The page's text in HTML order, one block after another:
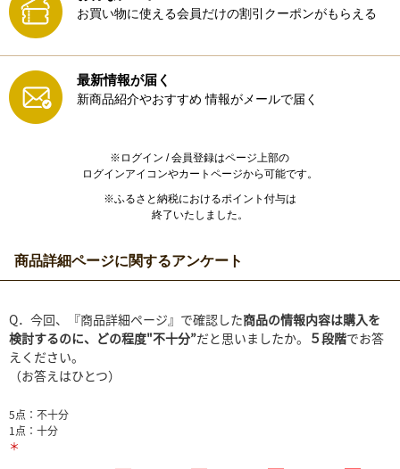
お買い物に使える会員だけの割引クーポンがもらえる
最新情報が届く
新商品紹介やおすすめ 情報がメールで届く
※ログイン / 会員登録はページ上部の
ログインアイコンやカートページから可能です。
※ふるさと納税におけるポイント付与は
終了いたしました。
商品詳細ページに関するアンケート